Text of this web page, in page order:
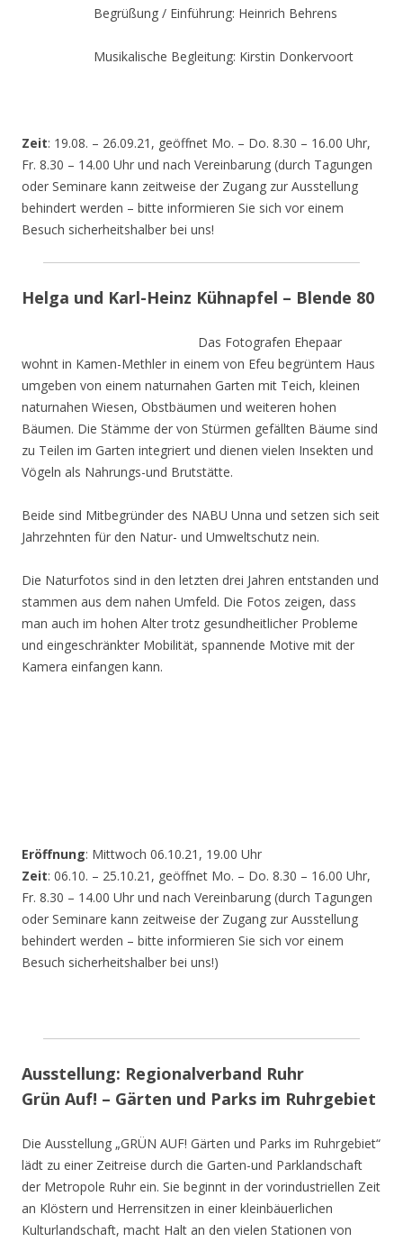
Begrüßung / Einführung: Heinrich Behrens
Musikalische Begleitung: Kirstin Donkervoort
Zeit: 19.08. – 26.09.21, geöffnet Mo. – Do. 8.30 – 16.00 Uhr,
Fr. 8.30 – 14.00 Uhr und nach Vereinbarung (durch Tagungen
oder Seminare kann zeitweise der Zugang zur Ausstellung
behindert werden – bitte informieren Sie sich vor einem
Besuch sicherheitshalber bei uns!
Helga und Karl-Heinz Kühnapfel – Blende 80
Das Fotografen Ehepaar
wohnt in Kamen-Methler in einem von Efeu begrüntem Haus
umgeben von einem naturnahen Garten mit Teich, kleinen
naturnahen Wiesen, Obstbäumen und weiteren hohen
Bäumen. Die Stämme der von Stürmen gefällten Bäume sind
zu Teilen im Garten integriert und dienen vielen Insekten und
Vögeln als Nahrungs-und Brutstätte.
Beide sind Mitbegründer des NABU Unna und setzen sich seit
Jahrzehnten für den Natur- und Umweltschutz nein.
Die Naturfotos sind in den letzten drei Jahren entstanden und
stammen aus dem nahen Umfeld. Die Fotos zeigen, dass
man auch im hohen Alter trotz gesundheitlicher Probleme
und eingeschränkter Mobilität, spannende Motive mit der
Kamera einfangen kann.
Eröffnung: Mittwoch 06.10.21, 19.00 Uhr
Zeit: 06.10. – 25.10.21, geöffnet Mo. – Do. 8.30 – 16.00 Uhr,
Fr. 8.30 – 14.00 Uhr und nach Vereinbarung (durch Tagungen
oder Seminare kann zeitweise der Zugang zur Ausstellung
behindert werden – bitte informieren Sie sich vor einem
Besuch sicherheitshalber bei uns!)
Ausstellung: Regionalverband Ruhr
Grün Auf! – Gärten und Parks im Ruhrgebiet
Die Ausstellung „GRÜN AUF! Gärten und Parks im Ruhrgebiet“
lädt zu einer Zeitreise durch die Garten-und Parklandschaft
der Metropole Ruhr ein. Sie beginnt in der vorindustriellen Zeit
an Klöstern und Herrensitzen in einer kleinbäuerlichen
Kulturlandschaft, macht Halt an den vielen Stationen von